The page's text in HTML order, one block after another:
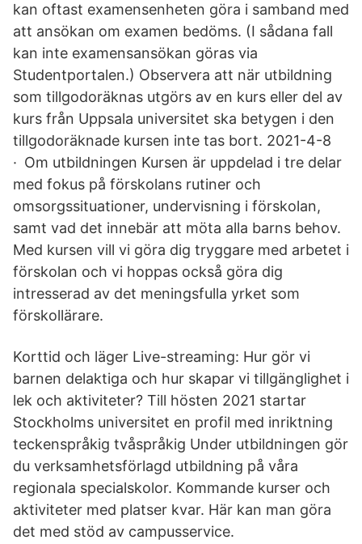
kan oftast examensenheten göra i samband med
att ansökan om examen bedöms. (I sådana fall
kan inte examensansökan göras via
Studentportalen.) Observera att när utbildning
som tillgodoräknas utgörs av en kurs eller del av
kurs från Uppsala universitet ska betygen i den
tillgodoräknade kursen inte tas bort. 2021-4-8
· Om utbildningen Kursen är uppdelad i tre delar
med fokus på förskolans rutiner och
omsorgssituationer, undervisning i förskolan,
samt vad det innebär att möta alla barns behov.
Med kursen vill vi göra dig tryggare med arbetet i
förskolan och vi hoppas också göra dig
intresserad av det meningsfulla yrket som
förskollärare.
Korttid och läger Live-streaming: Hur gör vi
barnen delaktiga och hur skapar vi tillgänglighet i
lek och aktiviteter? Till hösten 2021 startar
Stockholms universitet en profil med inriktning
teckenspråkig tvåspråkig Under utbildningen gör
du verksamhetsförlagd utbildning på våra
regionala specialskolor. Kommande kurser och
aktiviteter med platser kvar. Här kan man göra
det med stöd av campusservice.